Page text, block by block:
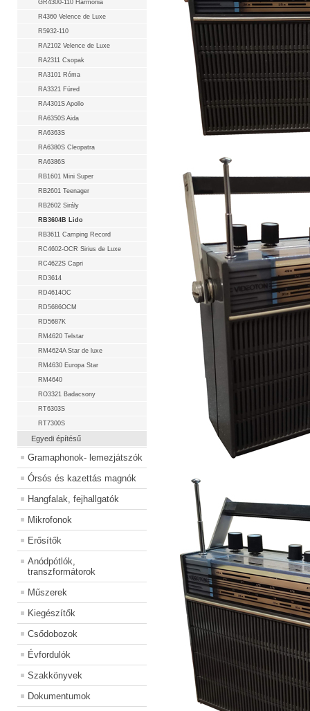
GR4300-110 Harmónia
R4360 Velence de Luxe
R5932-110
RA2102 Velence de Luxe
RA2311 Csopak
RA3101 Róma
RA3321 Füred
RA4301S Apollo
RA6350S Aida
RA6363S
RA6380S Cleopatra
RA6386S
RB1601 Mini Super
RB2601 Teenager
RB2602 Sirály
RB3604B Lido
RB3611 Camping Record
RC4602-OCR Sirius de Luxe
RC4622S Capri
RD3614
RD4614OC
RD5686OCM
RD5687K
RM4620 Telstar
RM4624A Star de luxe
RM4630 Europa Star
RM4640
RO3321 Badacsony
RT6303S
RT7300S
Egyedi építésű
Gramaphonok- lemezjátszók
Órsós és kazettás magnók
Hangfalak, fejhallgatók
Mikrofonok
Erősítők
Anódpótlók,
transzformátorok
Műszerek
Kiegészítők
Csődobozok
Évfordulók
Szakkönyvek
Dokumentumok